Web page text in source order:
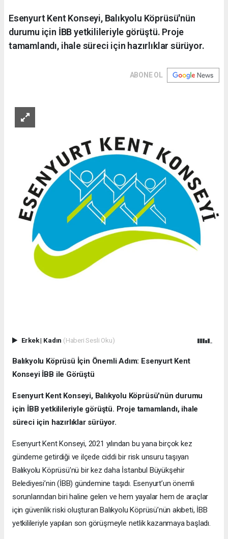
Esenyurt Kent Konseyi, Balıkyolu Köprüsü'nün
durumu için İBB yetkilileriyle görüştü. Proje
tamamlandı, ihale süreci için hazırlıklar sürüyor.
ABONE OL
Erkek| Kadın (Haberi Sesli Oku)
Balıkyolu Köprüsü İçin Önemli Adım: Esenyurt Kent
Konseyi İBB ile Görüştü
Esenyurt Kent Konseyi, Balıkyolu Köprüsü'nün durumu
için İBB yetkilileriyle görüştü. Proje tamamlandı, ihale
süreci için hazırlıklar sürüyor.
Esenyurt Kent Konseyi, 2021 yılından bu yana birçok kez
gündeme getirdiği ve ilçede ciddi bir risk unsuru taşıyan
Balıkyolu Köprüsü’nü bir kez daha İstanbul Büyükşehir
Belediyesi’nin (İBB) gündemine taşıdı. Esenyurt’un önemli
sorunlarından biri haline gelen ve hem yayalar hem de araçlar
için güvenlik riski oluşturan Balıkyolu Köprüsü’nün akıbeti, İBB
yetkilileriyle yapılan son görüşmeyle netlik kazanmaya başladı.